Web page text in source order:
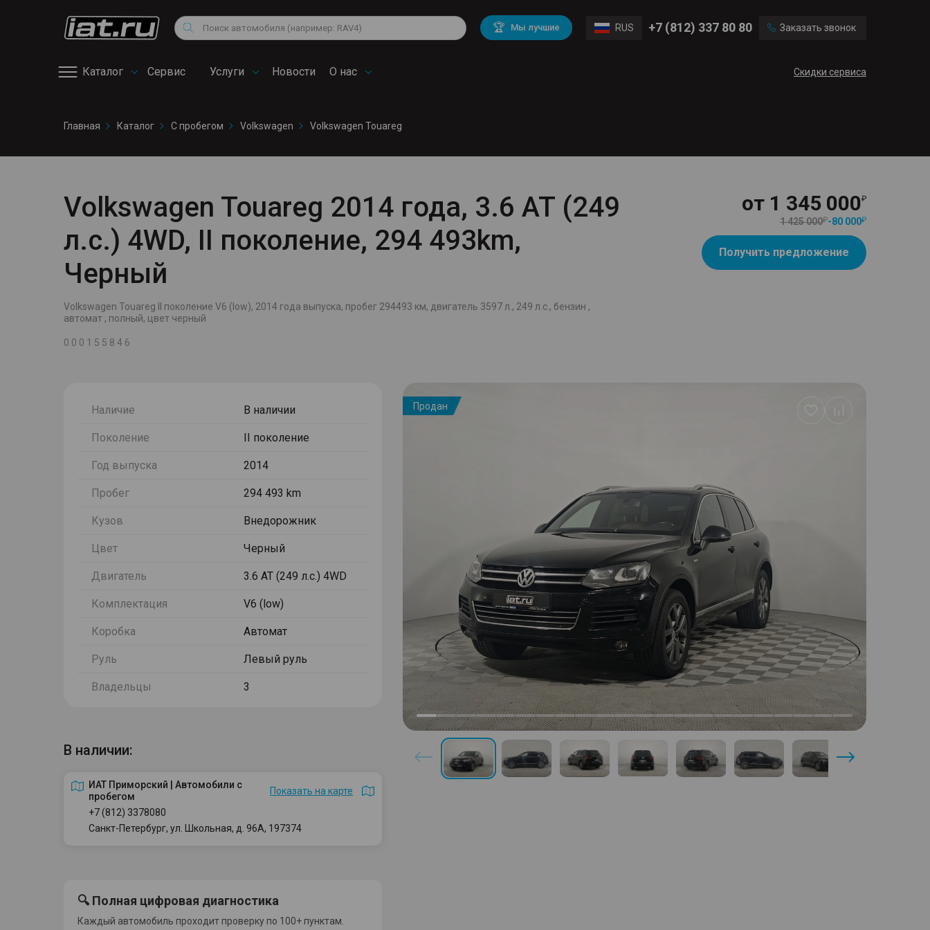
Поиск 🏆 Мы лучшие RUS +7 (812) 337 80 80 Заказать звонок
Каталог Сервис
сервис
Услуги Новости О нас Скидки сервиса
Снегоходы
Квадроциклы
Volkswagen
Mitsubishi BMW
Audi
Chevrolet Mercedes Benz
Главная Каталог С пробегом Volkswagen Volkswagen Touareg
Volkswagen Touareg 2014 года, 3.6 AT (249
л.с.) 4WD, II поколение, 294 493km,
Черный
Volkswagen Touareg II поколение V6 (low), 2014 года выпуска, пробег 294493 км, двигатель 3597 л., 249 л.с., бензин ,
автомат , полный, цвет черный
0 0 0 1 5 5 8 4 6
от 1 345 000
1 425 000 -80 000
Получить предложение
Наличие В наличии
Поколение II поколение
Год выпуска 2014
Пробег 294 493 km
Кузов Внедорожник
Цвет Черный
Двигатель 3.6 AT (249 л.с.) 4WD
Комплектация V6 (low)
Коробка Автомат
Руль Левый руль
Владельцы 3
В наличии:
ИАТ Приморский | Автомобили с
пробегом
Показать на карте
+7 (812) 3378080
Санкт-Петербург, ул. Школьная, д. 96А, 197374
🔍 Полная цифровая диагностика
Каждый автомобиль проходит проверку по 100+ пунктам.
Продан
Добавить